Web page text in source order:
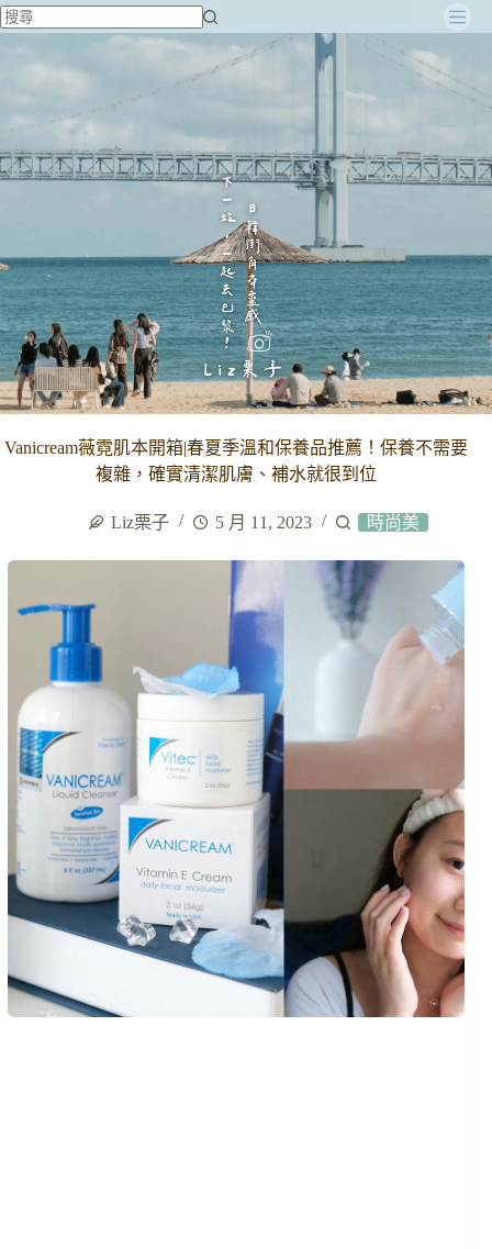
跳
容
Vanicream薇霓肌本開箱|春夏季溫和保養品推薦！保養不需要
複雜，確實清潔肌膚、補水就很到位
Liz栗子 5 月 11, 2023 時尚美